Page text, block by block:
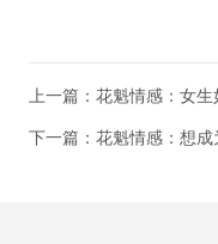
上一篇：花魁情感：女
下一篇：花魁情感：想